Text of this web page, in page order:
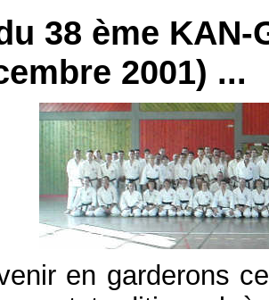
38 ème KAN-
2001) ...
en garderons